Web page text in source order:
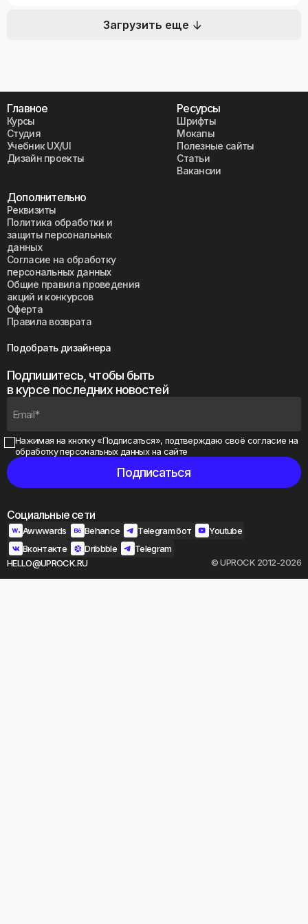
Загрузить еще
Главное
Курсы
Студия
Учебник UX/UI
Дизайн проекты
Ресурсы
Шрифты
Мокапы
Полезные сайты
Статьи
Вакансии
Дополнительно
Реквизиты
Политика обработки и
защиты персональных
данных
Согласие на обработку
персональных данных
Общие правила проведения
акций и конкурсов
Оферта
Правила возврата
Социальные сети
Awwwards Behance Telegram бот
Youtube
Вконтакте
Dribbble
Telegram
HELLO@UPROCK.RU
© UPROCK 2012-2026
Подпишитесь, чтобы быть
в курсе последних новостей
Нажимая на кнопку «Подписаться», подтверждаю своё согласие на
обработку персональных данных на сайте
Подобрать дизайнера